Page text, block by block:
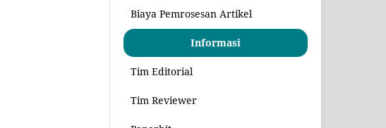
Biaya Pemrosesan Artikel
Informasi
Tim Editorial
Tim Reviewer